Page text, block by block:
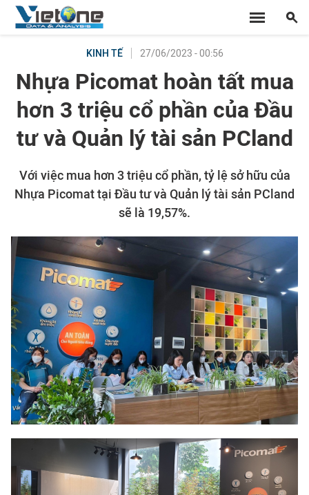
KINH TẾ 27/06/2023 - 00:56
Nhựa Picomat hoàn tất mua
hơn 3 triệu cổ phần của Đầu
tư và Quản lý tài sản PCland
Với việc mua hơn 3 triệu cổ phần, tỷ lệ sở hữu của
Nhựa Picomat tại Đầu tư và Quản lý tài sản PCland
sẽ là 19,57%.